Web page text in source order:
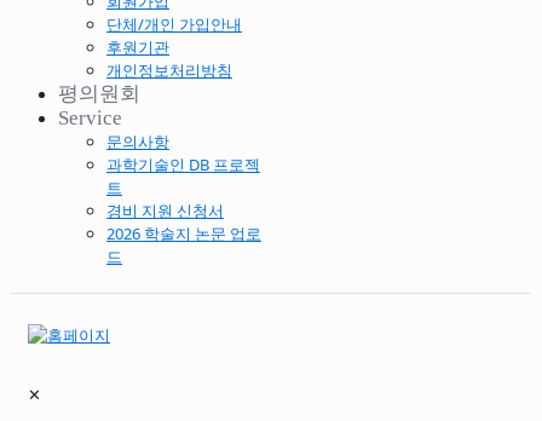
단체/개인 가입안내
후원기관
개인정보처리방침
평의원회
Service
문의사항
과학기술인 DB 프로젝
트
경비 지원 신청서
2026 학술지 논문 업로
드
✕